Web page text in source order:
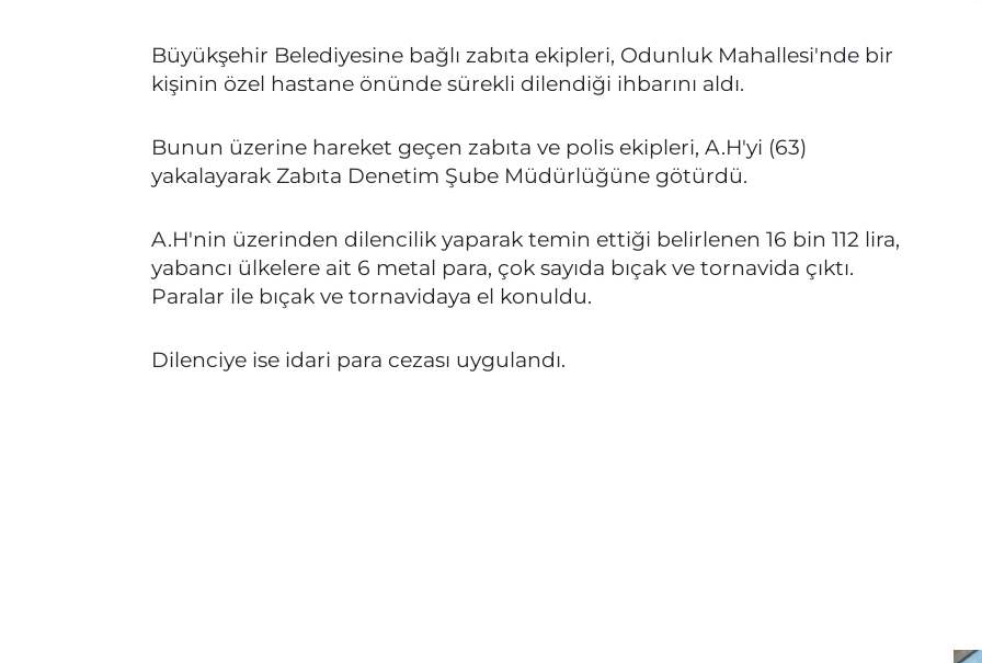
Büyükşehir Belediyesine bağlı zabıta ekipleri, Odunluk Mahallesi'nde bir
kişinin özel hastane önünde sürekli dilendiği ihbarını aldı.
Bunun üzerine hareket geçen zabıta ve polis ekipleri, A.H'yi (63)
yakalayarak Zabıta Denetim Şube Müdürlüğüne götürdü.
A.H'nin üzerinden dilencilik yaparak temin ettiği belirlenen 16 bin 112 lira,
yabancı ülkelere ait 6 metal para, çok sayıda bıçak ve tornavida çıktı.
Paralar ile bıçak ve tornavidaya el konuldu.
Dilenciye ise idari para cezası uygulandı.